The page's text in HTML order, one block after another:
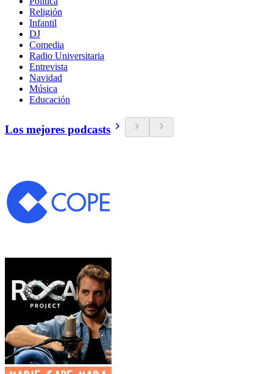
Religión
Infantil
DJ
Comedia
Radio Universitaria
Entrevista
Navidad
Música
Educación
Los mejores podcasts